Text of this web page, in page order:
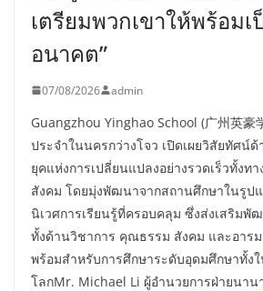
เตรียมพวกเขาให้พร้อม
อนาคต”
07/08/2026 admin
Guangzhou Yinghao School (广州英豪
ประจำในนครกว่างโจว เปิดเผยวิสัยทัศน์
ยุคแห่งการเปลี่ยนแปลงอย่างรวดเร็วทั้งท
สังคม โดยมุ่งพัฒนาจากสถานศึกษาในรูป
นิเวศการเรียนรู้ที่ครอบคลุม ซึ่งส่งเสริมพั
ทั้งด้านวิชาการ คุณธรรม สังคม และอาร
พร้อมสำหรับการศึกษาระดับอุดมศึกษาทั้ง
โลกMr. Michael Li ผู้อำนวยการฝ่ายนาน